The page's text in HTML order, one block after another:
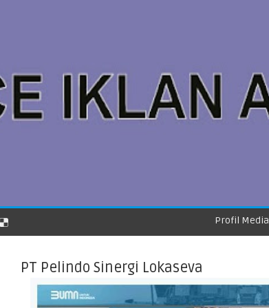
Profil Media
PT Pelindo Sinergi Lokaseva